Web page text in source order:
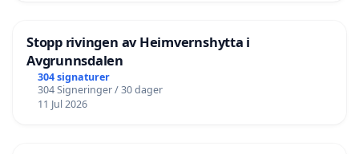
Stopp rivingen av Heimvernshytta i
Avgrunnsdalen
304 signaturer
304 Signeringer / 30 dager
11 Jul 2026